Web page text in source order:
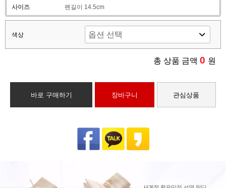
사이즈
펜길이 14.5cm
색상
총 상품 금액 0 원
바로 구매하기 장바구니 관심상품